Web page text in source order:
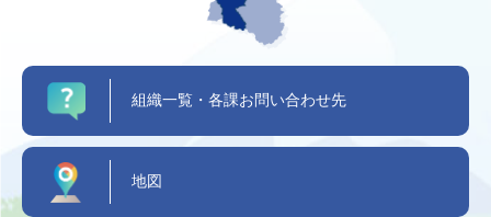
組織一覧・各課お問い合わせ先
地図